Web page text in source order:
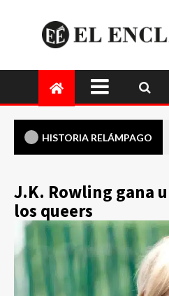
HISTORIA RELÁMPAGO
J.K. Rowling gana
los queers